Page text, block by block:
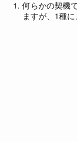
何らかの契機
ますが、1種